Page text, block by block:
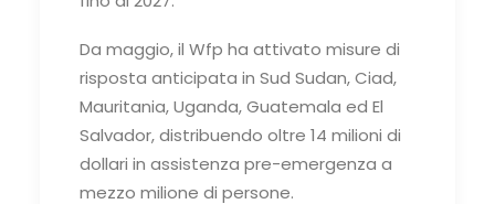
Da maggio, il Wfp ha attivato misure di
risposta anticipata in Sud Sudan, Ciad,
Mauritania, Uganda, Guatemala ed El
Salvador, distribuendo oltre 14 milioni di
dollari in assistenza pre-emergenza a
mezzo milione di persone.